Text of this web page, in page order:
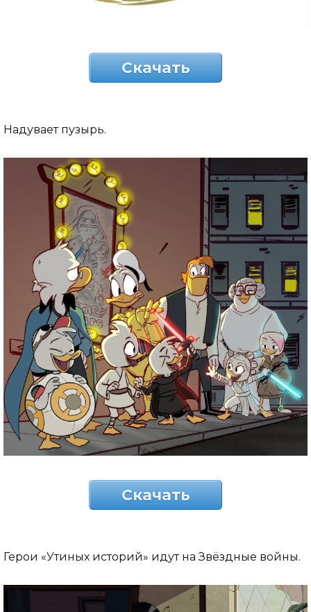
Скачать
Надувает пузырь.
Скачать
Герои «Утиных историй» идут на Звёздные войны.